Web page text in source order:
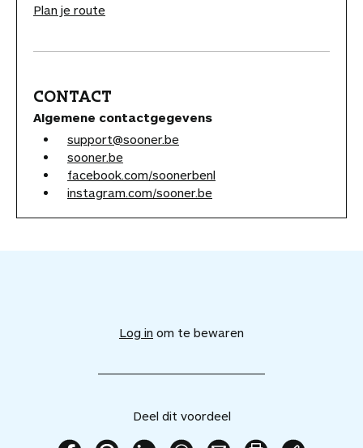
Plan je route
CONTACT
Algemene contactgegevens
support@sooner.be
sooner.be
facebook.com/soonerbenl
instagram.com/sooner.be
g
i
v
Log in om te bewaren
Deel dit voordeel